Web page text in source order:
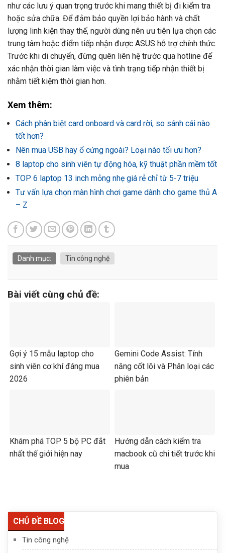
CHỦ ĐỀ BLOG
Tin công nghệ
như các lưu ý quan trọng trước khi mang thiết bị đi kiểm tra
hoặc sửa chữa. Để đảm bảo quyền lợi bảo hành và chất
lượng linh kiện thay thế, người dùng nên ưu tiên lựa chọn các
trung tâm hoặc điểm tiếp nhận được ASUS hỗ trợ chính thức.
Trước khi di chuyển, đừng quên liên hệ trước qua hotline để
xác nhận thời gian làm việc và tình trạng tiếp nhận thiết bị
nhằm tiết kiệm thời gian hơn.
Xem thêm:
Cách phân biệt card onboard và card rời, so sánh cái nào
tốt hơn?
Nên mua USB hay ổ cứng ngoài? Loại nào tối ưu hơn?
8 laptop cho sinh viên tự động hóa, kỹ thuật phần mềm tốt
TOP 6 laptop 13 inch mỏng nhẹ giá rẻ chỉ từ 5-7 triệu
Tư vấn lựa chọn màn hình chơi game dành cho game thủ A
– Z
Danh mục: Tin công nghệ
Bài viết cùng chủ đề:
Gợi ý 15 mẫu laptop cho
sinh viên cơ khí đáng mua
2026
Gemini Code Assist: Tính
năng cốt lõi và Phân loại các
phiên bản
Khám phá TOP 5 bộ PC đắt
nhất thế giới hiện nay
Hướng dẫn cách kiểm tra
macbook cũ chi tiết trước khi
mua